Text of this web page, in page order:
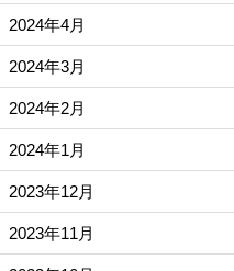
2024年4月
2024年3月
2024年2月
2024年1月
2023年12月
2023年11月